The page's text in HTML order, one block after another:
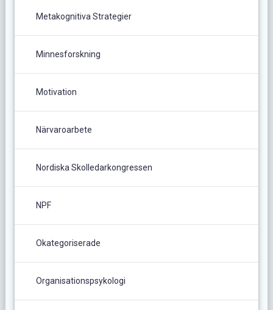
Metakognitiva Strategier
Minnesforskning
Motivation
Närvaroarbete
Nordiska Skolledarkongressen
NPF
Okategoriserade
Organisationspsykologi